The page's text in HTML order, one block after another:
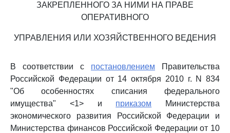
ЗАКРЕПЛЕННОГО ЗА НИМИ НА ПРАВЕ
ОПЕРАТИВНОГО
УПРАВЛЕНИЯ ИЛИ ХОЗЯЙСТВЕННОГО ВЕДЕНИЯ
В соответствии с постановлением Правительства
Российской Федерации от 14 октября 2010 г. N 834
"Об особенностях списания федерального
имущества" <1> и приказом Министерства
экономического развития Российской Федерации и
Министерства финансов Российской Федерации от 10